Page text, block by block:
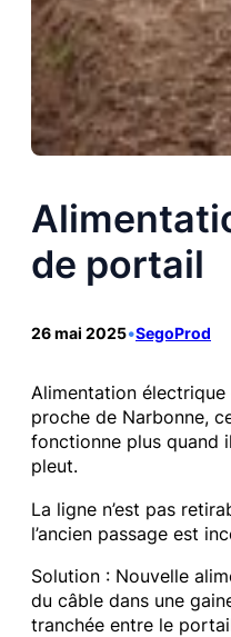
de portail
26 mai 2025•SegoProd
Alimentation électrique
proche de Narbonne,
fonctionne plus quand
pleut.
La ligne n’est pas
l’ancien passage est
Solution : Nouvelle
du câble dans une
tranchée entre le